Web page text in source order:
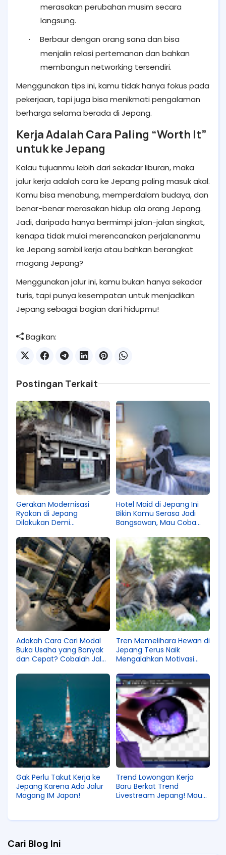
merasakan perubahan musim secara
langsung.
·
Berbaur dengan orang sana dan bisa
menjalin relasi pertemanan dan bahkan
membangun networking tersendiri.
Menggunakan tips ini, kamu tidak hanya fokus pada
pekerjaan, tapi juga bisa menikmati pengalaman
berharga selama berada di Jepang.
Kerja Adalah Cara Paling “Worth It”
untuk ke Jepang
Kalau tujuanmu lebih dari sekadar liburan, maka
jalur kerja adalah cara ke Jepang paling masuk akal.
Kamu bisa menabung, memperdalam budaya, dan
benar-benar merasakan hidup ala orang Jepang.
Jadi, daripada hanya bermimpi jalan-jalan singkat,
kenapa tidak mulai merencanakan perjalananmu
ke Jepang sambil kerja atau bahkan berangkat
magang Jepang?
Menggunakan jalur ini, kamu bukan hanya sekadar
turis, tapi punya kesempatan untuk menjadikan
Jepang sebagai bagian dari hidupmu!
Bagikan:
Postingan Terkait
Gerakan Modernisasi
Ryokan di Jepang
Dilakukan Demi
Asing, Jadi Hotel Biasa
Dong?
Hotel Maid di Jepang Ini
Bikin Kamu Serasa Jadi
Bangsawan, Mau Coba
Adakah Cara Cari Modal
Buka Usaha yang Banyak
dan Cepat? Cobalah Jalur
Tren Memelihara Hewan di
Jepang Terus Naik
Mengalahkan Motivasi
Tuh?
Gak Perlu Takut Kerja ke
Jepang Karena Ada Jalur
Magang IM Japan!
Trend Lowongan Kerja
Baru Berkat Trend
Livestream Jepang! Mau
Cari Blog Ini